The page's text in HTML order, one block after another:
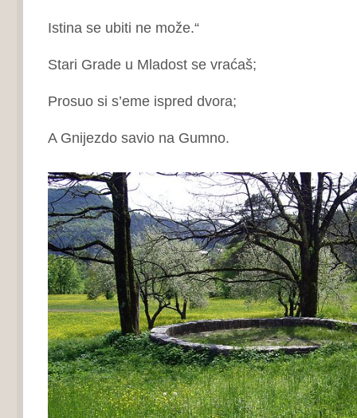
Istina se ubiti ne može.“
Stari Grade u Mladost se vraćaš;
Prosuo si s’eme ispred dvora;
A Gnijezdo savio na Gumno.